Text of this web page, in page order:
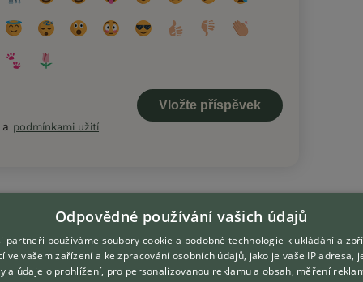
a podmínkami užití
DOMOVSKÁ STRÁNKA O nás
Odpovědné používání vašich údajů
partneři používáme soubory cookie a podobné technologie k ukládání a
ve vašem zařízení a ke zpracování osobních údajů, jako je vaše IP adresa,
a údaje o prohlížení, pro personalizovanou reklamu a obsah, měření